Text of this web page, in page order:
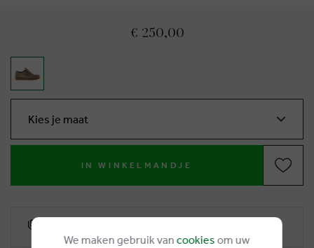
€ 250,00
Kies je maat
IN WINKELMANDJE
We maken gebruik van cookies om uw